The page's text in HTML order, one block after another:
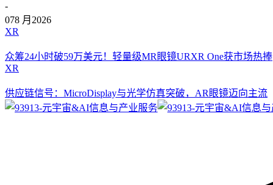
-
078 月 2026
XR
众筹24小时破59万美元！轻量级MR眼镜URXR One获市场热捧
XR
供应链信号：MicroDisplay与光学仿真突破，AR眼镜迈向主流